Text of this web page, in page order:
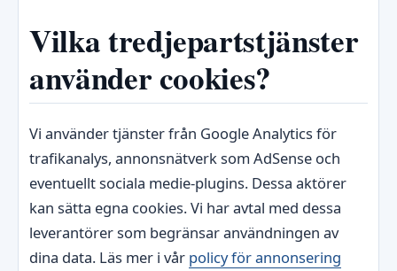
Vilka tredjepartstjänster
använder cookies?
Vi använder tjänster från Google Analytics för
trafikanalys, annonsnätverk som AdSense och
eventuellt sociala medie-plugins. Dessa aktörer
kan sätta egna cookies. Vi har avtal med dessa
leverantörer som begränsar användningen av
dina data. Läs mer i vår policy för annonsering